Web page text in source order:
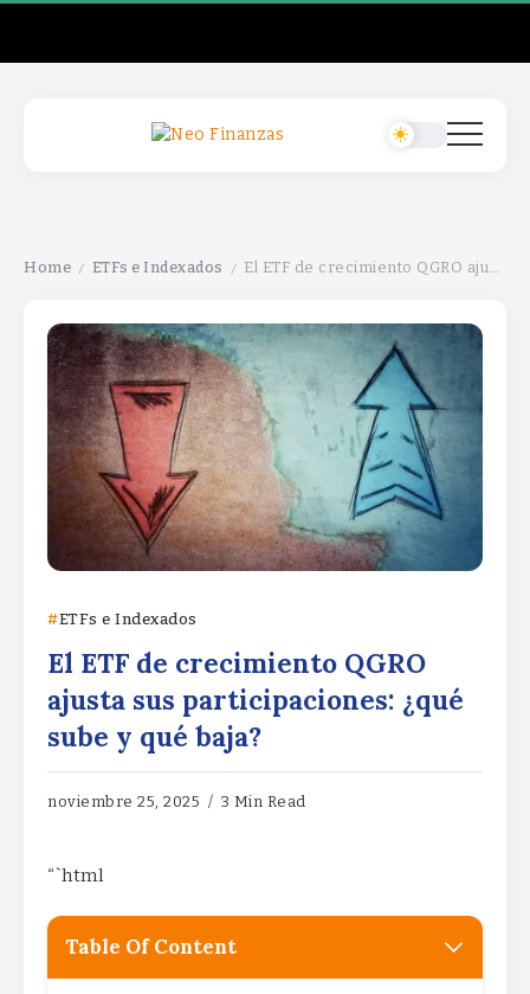
Home / ETFs e Indexados / El ETF de crecimiento QGRO ajusta sus participaciones: ¿qué sube y qué baja?
ETFs e Indexados
El ETF de crecimiento QGRO
ajusta sus participaciones: ¿qué
sube y qué baja?
noviembre 25, 2025 3 Min Read
“`html
Table Of Content